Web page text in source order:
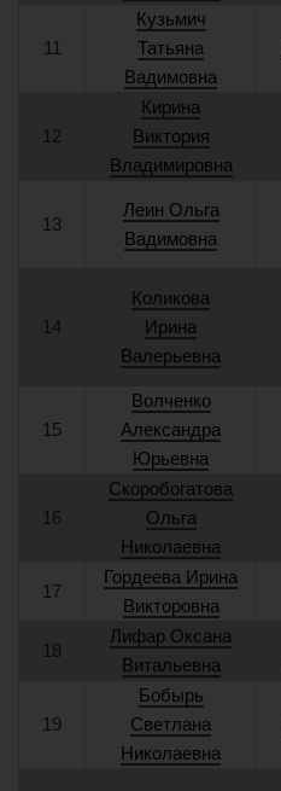
11
Кузьмич
Татьяна
Вадимовна
12
Кирина
Виктория
Владимировна
13
Леин Ольга
Вадимовна
14
Коликова
Ирина
Валерьевна
15
Волченко
Александра
Юрьевна
16
Скоробогатова
Ольга
Николаевна
17
Гордеева Ирина
Викторовна
18
Лифар Оксана
Витальевна
19
Бобырь
Светлана
Николаевна